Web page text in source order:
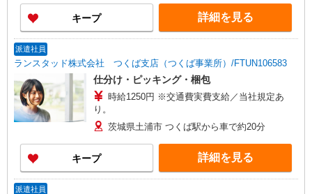
交通費実費支払／上限4万円／月※規定あり
キープ 詳細を見る
派遣社員
ランスタッド株式会社 つくば支店（つくば事業所）/FTUN106583
仕分け・ピッキング・梱包
時給1250円 ※交通費実費支給／当社規定あ
り。
茨城県土浦市 つくば駅から車で約20分
キープ 詳細を見る
派遣社員